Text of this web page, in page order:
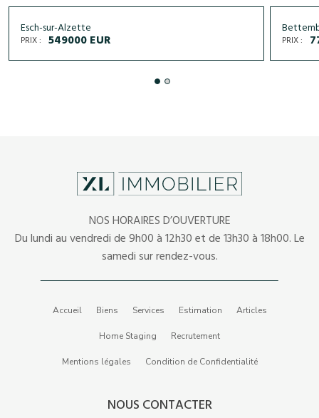
Esch-sur-Alzette
PRIX : 549000 EUR PRIX :
NOS HORAIRES D’OUVERTURE
Du lundi au vendredi de 9h00 à 12h30 et de 13h30 à 18h00. Le
samedi sur rendez-vous.
Accueil Biens Services Estimation Articles
Home Staging Recrutement
Mentions légales Condition de Confidentialité
NOUS CONTACTER